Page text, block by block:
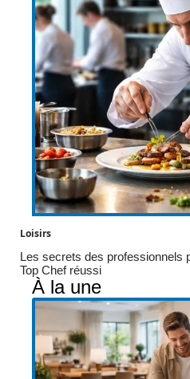
Loisirs
Les secrets des professionnels
Top Chef réussi
À la une